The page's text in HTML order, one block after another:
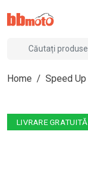
Home / Speed Up
LIVRARE GRATUITĂ